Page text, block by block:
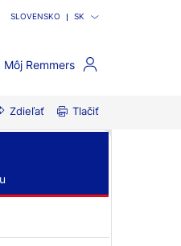
SLOVENSKO SK
Môj Remmers
Zdieľať Tlačiť